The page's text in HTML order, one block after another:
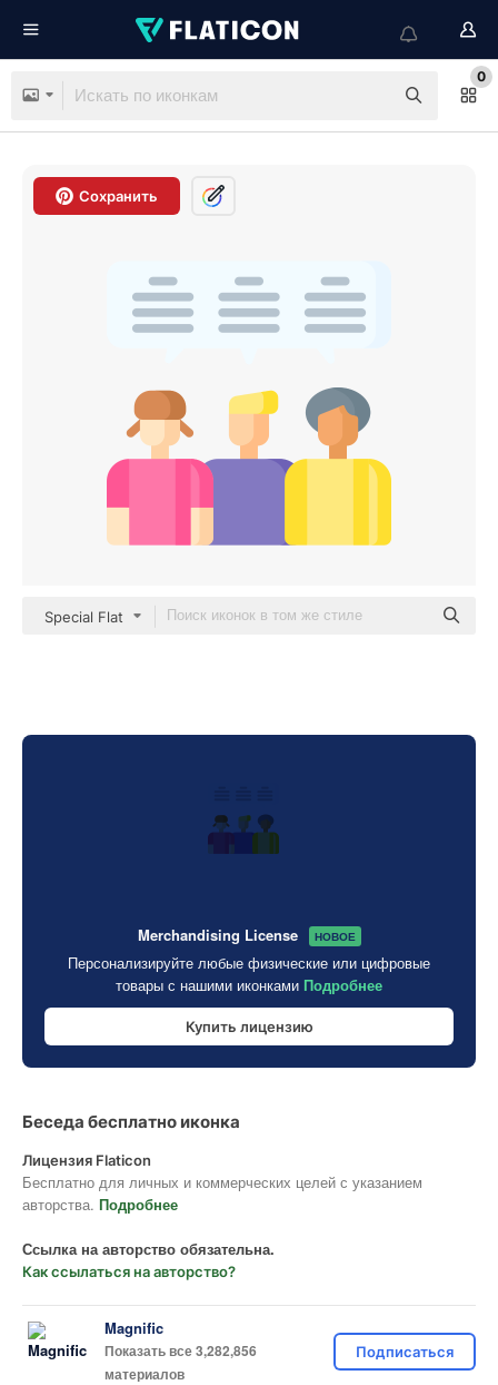
0
Сохранить
Special Flat
Merchandising License НОВОЕ
Персонализируйте любые физические или цифровые
товары с нашими иконками Подробнее
Купить лицензию
Беседа бесплатно иконка
Лицензия Flaticon
Бесплатно для личных и коммерческих целей с указанием
авторства. Подробнее
Ссылка на авторство обязательна.
Как ссылаться на авторство?
Magnific
Показать все 3,282,856
материалов
Подписаться